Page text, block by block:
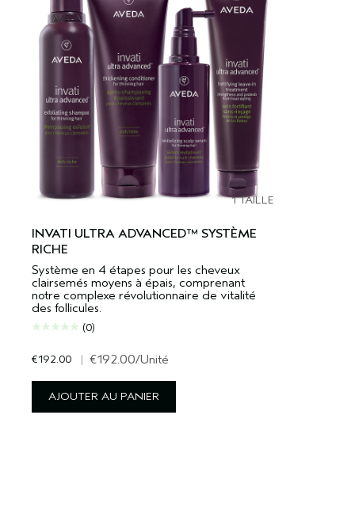
1 TAILLE
INVATI ULTRA ADVANCED™ SYSTÈME
RICHE
Système en 4 étapes pour les cheveux
clairsemés moyens à épais, comprenant
notre complexe révolutionnaire de vitalité
des follicules.
(0)
€192.00 | €192.00/Unité
AJOUTER AU PANIER